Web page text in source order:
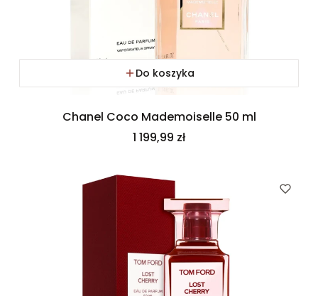
Do koszyka
Chanel Coco Mademoiselle 50 ml
Cena
1 199,99 zł